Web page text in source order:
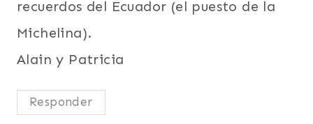
recuerdos del Ecuador (el puesto de la
Michelina).
Alain y Patricia
Responder